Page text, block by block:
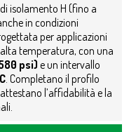
isolamento H (fino a
in condizioni
per applicazioni
temperatura, con una
psi) e un intervallo
. Completano il profilo
l’affidabilità e la